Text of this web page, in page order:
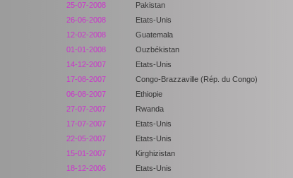
25-07-2008 Pakistan
26-06-2008
Etats-Unis
12-02-2008 Guatemala
01-01-2008 Ouzbékistan
14-12-2007
Etats-Unis
17-08-2007 Congo-Brazzaville (Rép. du Congo)
06-08-2007
Ethiopie
27-07-2007
Rwanda
17-07-2007 Etats-Unis
22-05-2007 Etats-Unis
15-01-2007
Kirghizistan
18-12-2006
Etats-Unis